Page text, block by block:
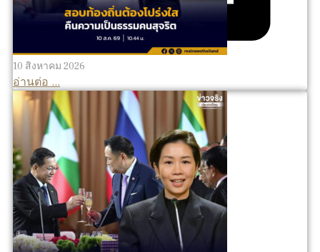
10 สิงหาคม 2026
อ่านต่อ ...